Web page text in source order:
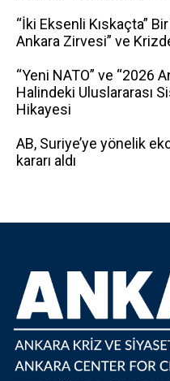
“İki Eksenli Kıskaçta”
Ankara Zirvesi” ve
“Yeni NATO” ve “2026
Halindeki Uluslararası
Hikayesi
AB, Suriye’ye yönelik
kararı aldı